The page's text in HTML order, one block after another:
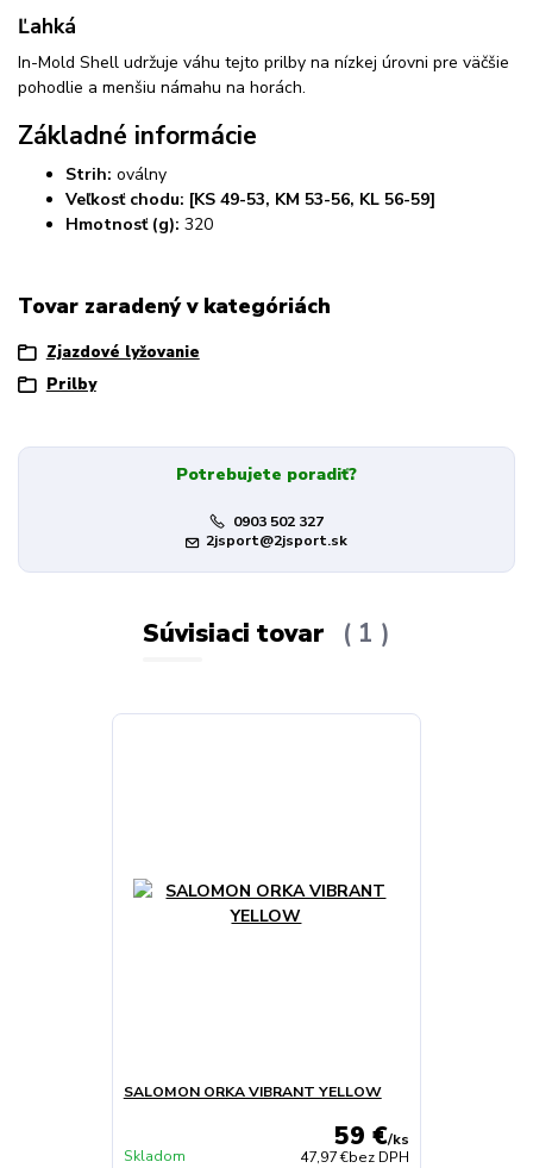
Ľahká
In-Mold Shell udržuje váhu tejto prilby na nízkej úrovni pre väčšie
pohodlie a menšiu námahu na horách.
Základné informácie
Strih: oválny
Veľkosť chodu: [KS 49-53, KM 53-56, KL 56-59]
Hmotnosť (g): 320
Tovar zaradený v kategóriách
Zjazdové lyžovanie
Prilby
Potrebujete poradiť?
0903 502 327
2jsport@2jsport.sk
Súvisiaci tovar 1
SALOMON ORKA VIBRANT YELLOW
59 €/ks
47,97 €bez DPH
Skladom